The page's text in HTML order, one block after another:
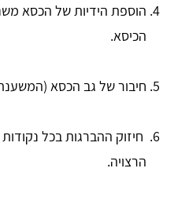
הוספת הידיות של הכסא
הכיסא.
חיבור של גב הכסא
חיזוק ההברגות בכל נקודות
הרצויה.